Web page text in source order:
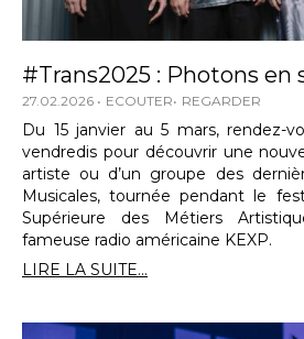
#Trans2025 : Photons en
27.02.2026 ECOUTER REGARDER
Du 15 janvier au 5 mars, rendez-
vendredis pour découvrir une
artiste ou d’un groupe des
Musicales, tournée pendant le
Supérieure des Métiers
fameuse radio américaine KEXP.
LIRE LA SUITE...